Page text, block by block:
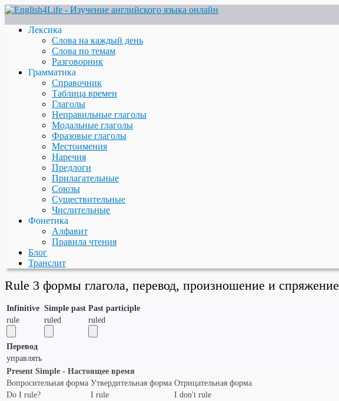
Лексика
Слова на каждый день
Слова по темам
Разговорник
Грамматика
Справочник
Таблица времен
Глаголы
Неправильные глаголы
Модальные глаголы
Фразовые глаголы
Местоимения
Наречия
Предлоги
Прилагательные
Союзы
Существительные
Числительные
Фонетика
Алфавит
Правила чтения
Блог
Транслит
Rule 3 формы глагола, перевод, произношение и спряжение
Infinitive Simple past Past participle
rule
ruled ruled
Перевод
управлять
Present Simple - Настоящее время
Вопросительная форма Утвердительная форма Отрицательная форма
Do I rule?
I rule
I don't rule